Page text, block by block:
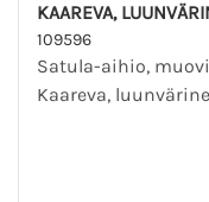
KAAREVA,
109596
Satula-aihio,
Kaareva,